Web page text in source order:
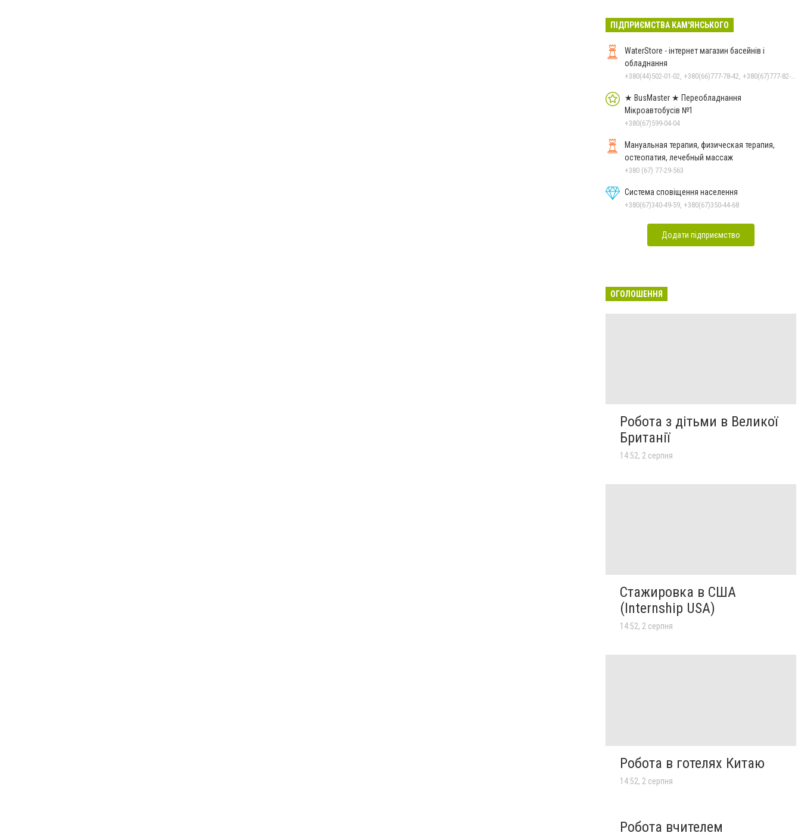
ПІДПРИЄМСТВА КАМ'ЯНСЬКОГО
WaterStore - інтернет магазин басейнів і
обладнання
★ BusMaster ★ Переобладнання
Мікроавтобусів №1
+380(67)599-04-04
Мануальная терапия, физическая терапия,
остеопатия, лечебный массаж
+380 (67) 77-29-563
Система сповіщення населення
+380(67)340-49-59, +380(67)350-44-68
Додати підприємство
ОГОЛОШЕННЯ
Робота з дітьми в Великої
Британії
14:52, 2 серпня
Стажировка в США
(Internship USA)
14:52, 2 серпня
Робота в готелях Китаю
14:52, 2 серпня
Робота вчителем